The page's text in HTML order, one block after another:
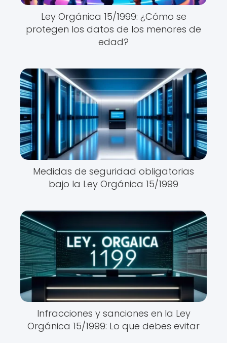
Ley Orgánica 15/1999: ¿Cómo se
protegen los datos de los menores de
edad?
Medidas de seguridad obligatorias
bajo la Ley Orgánica 15/1999
Infracciones y sanciones en la Ley
Orgánica 15/1999: Lo que debes evitar